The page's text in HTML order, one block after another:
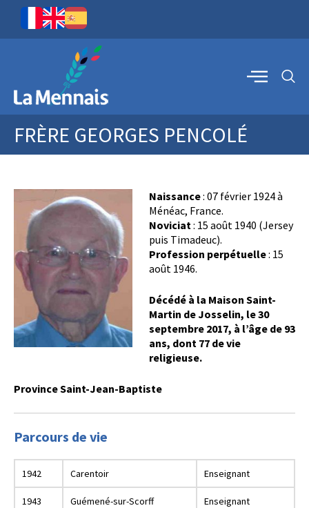
FRÈRE GEORGES PENCOLÉ
Naissance: 07 février 1924 à
Ménéac, France.
Noviciat: 15 août 1940 (Jersey
puis Timadeuc).
Profession perpétuelle: 15
août 1946.
Décédé à la Maison Saint-
Martin de Josselin, le 30
septembre 2017, à l’âge de 93
ans, dont 77 de vie
religieuse.
Province Saint-Jean-Baptiste
Parcours de vie
1942 Carentoir Enseignant
1943 Guémené-sur-Scorff Enseignant